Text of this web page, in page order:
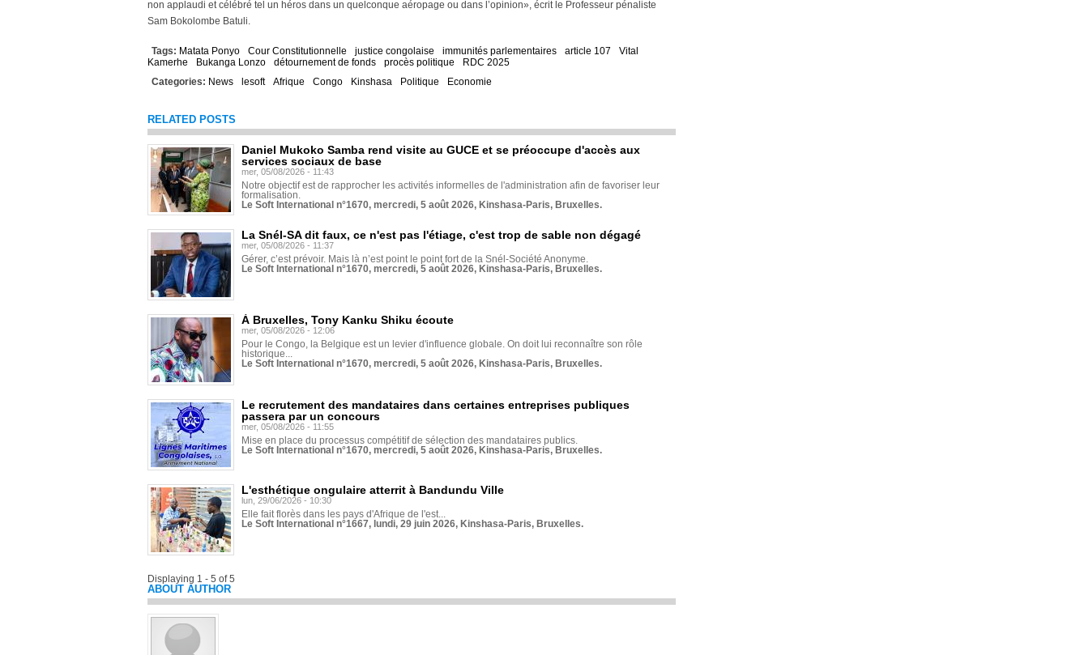
non applaudi et célébré tel un héros dans un quelconque aéropage ou dans l’opinion», écrit le Professeur pénaliste
Sam Bokolombe Batuli.
Tags: Matata Ponyo Cour Constitutionnelle justice congolaise immunités parlementaires article 107
Vital
Kamerhe
Bukanga Lonzo détournement de fonds procès politique
RDC 2025
Categories: News lesoft Afrique Congo Kinshasa Politique Economie
RELATED POSTS
Daniel Mukoko Samba rend visite au GUCE et se préoccupe d'accès aux
services sociaux de base
mer, 05/08/2026 - 11:43
Notre objectif est de rapprocher les activités informelles de l'administration afin de favoriser leur
formalisation.
Le Soft International n°1670, mercredi, 5 août 2026, Kinshasa-Paris, Bruxelles.
La Snél-SA dit faux, ce n'est pas l'étiage, c'est trop de sable non dégagé
mer, 05/08/2026 - 11:37
Gérer, c’est prévoir. Mais là n’est point le point fort de la Snél-Société Anonyme.
Le Soft International n°1670, mercredi, 5 août 2026, Kinshasa-Paris, Bruxelles.
À Bruxelles, Tony Kanku Shiku écoute
mer, 05/08/2026 - 12:06
Pour le Congo, la Belgique est un levier d'influence globale. On doit lui reconnaître son rôle
historique...
Le Soft International n°1670, mercredi, 5 août 2026, Kinshasa-Paris, Bruxelles.
Le recrutement des mandataires dans certaines entreprises publiques
passera par un concours
mer, 05/08/2026 - 11:55
Mise en place du processus compétitif de sélection des mandataires publics.
Le Soft International n°1670, mercredi, 5 août 2026, Kinshasa-Paris, Bruxelles.
L'esthétique ongulaire atterrit à Bandundu Ville
lun, 29/06/2026 - 10:30
Elle fait florès dans les pays d'Afrique de l'est...
Le Soft International n°1667, lundi, 29 juin 2026, Kinshasa-Paris, Bruxelles.
Displaying 1 - 5 of 5
ABOUT AUTHOR